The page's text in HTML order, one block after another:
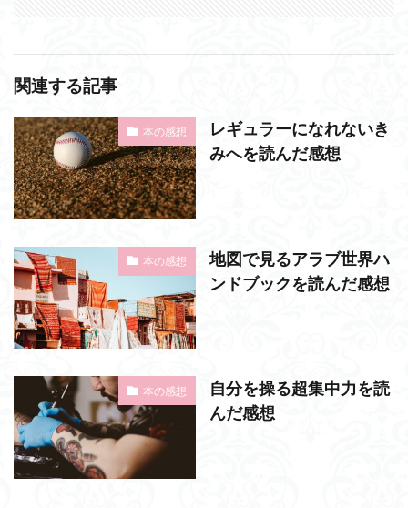
関連する記事
本の感想
レギュラーになれないき
みへを読んだ感想
本の感想
地図で見るアラブ世界ハ
ンドブックを読んだ感想
本の感想
自分を操る超集中力を読
んだ感想